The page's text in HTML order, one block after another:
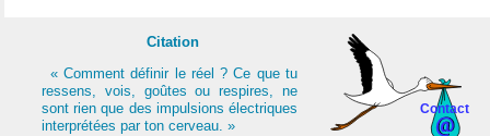
Contact
Citation
« Comment définir le réel ? Ce que tu
ressens, vois, goûtes ou respires, ne
sont rien que des impulsions électriques
interprétées par ton cerveau. »